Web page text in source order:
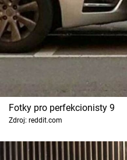
Fotky pro perfekcionisty 9
Zdroj: reddit.com